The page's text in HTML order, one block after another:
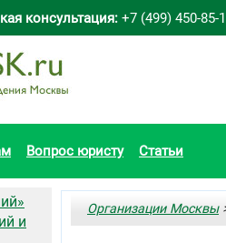
консультация: +7 (499) 450-85-
Вопрос юристу Статьи
Организации Москвы
и